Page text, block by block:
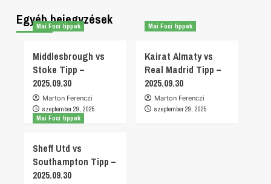
Egyéb bejegyzések
Mai Foci tippek
Middlesbrough vs
Stoke Tipp –
2025.09.30
Marton Ferenczi
szeptember 29, 2025
Mai Foci tippek
Kairat Almaty vs
Real Madrid Tipp –
2025.09.30
Marton Ferenczi
szeptember 29, 2025
Mai Foci tippek
Sheff Utd vs
Southampton Tipp –
2025.09.30